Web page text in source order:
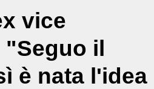
vice
il
è nata l'idea